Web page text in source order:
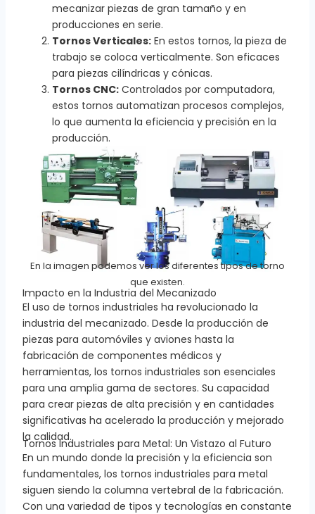
mecanizar piezas de gran tamaño y en
producciones en serie.
Tornos Verticales:En estos tornos, la pieza de
trabajo se coloca verticalmente. Son eficaces
para piezas cilíndricas y cónicas.
Tornos CNC:Controlados por computadora,
estos tornos automatizan procesos complejos,
lo que aumenta la eficiencia y precisión en la
producción.
En la imagen podemos ver los diferentes tipos de torno
que existen.
Impacto en la Industria del Mecanizado
El uso de tornos industriales ha revolucionado la
industria del mecanizado. Desde la producción de
piezas para automóviles y aviones hasta la
fabricación de componentes médicos y
herramientas, los tornos industriales son esenciales
para una amplia gama de sectores. Su capacidad
para crear piezas de alta precisión y en cantidades
significativas ha acelerado la producción y mejorado
la calidad.
Tornos Industriales para Metal: Un Vistazo al Futuro
En un mundo donde la precisión y la eficiencia son
fundamentales, los tornos industriales para metal
siguen siendo la columna vertebral de la fabricación.
Con una variedad de tipos y tecnologías en constante